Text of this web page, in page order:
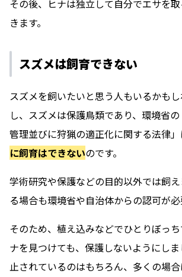
その後、ヒナは独立して自分でエサを
きます。
スズメは飼育できない
スズメを飼いたいと思う人もいるかも
し、スズメは保護鳥類であり、環境省
管理並びに狩猟の適正化に関する法律」
に飼育はできないのです。
学術研究や保護などの目的以外では飼
る場合も環境省や自治体からの認可が必
そのため、植え込みなどでひとりぼっ
ナを見つけても、保護しないようにし
止されているのはもちろん、多くの場